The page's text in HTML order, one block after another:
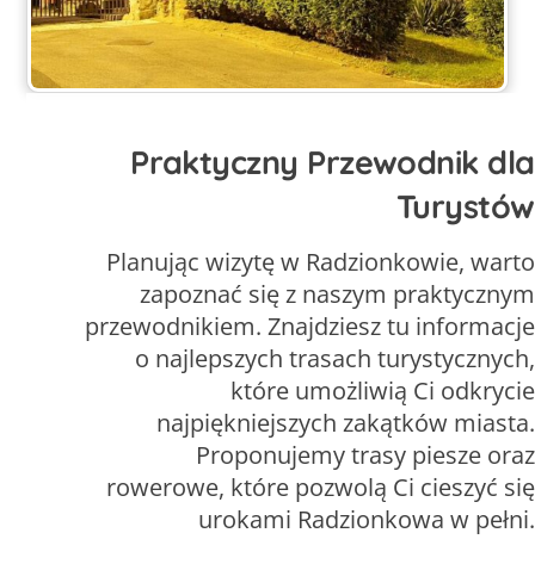
Praktyczny Przewodnik dla
Turystów
Planując wizytę w Radzionkowie, warto
zapoznać się z naszym praktycznym
przewodnikiem. Znajdziesz tu informacje
o najlepszych trasach turystycznych,
które umożliwią Ci odkrycie
najpiękniejszych zakątków miasta.
Proponujemy trasy piesze oraz
rowerowe, które pozwolą Ci cieszyć się
urokami Radzionkowa w pełni.